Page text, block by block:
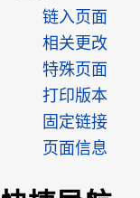
链入页面
相关更改
特殊页面
打印版本
固定链接
页面信息